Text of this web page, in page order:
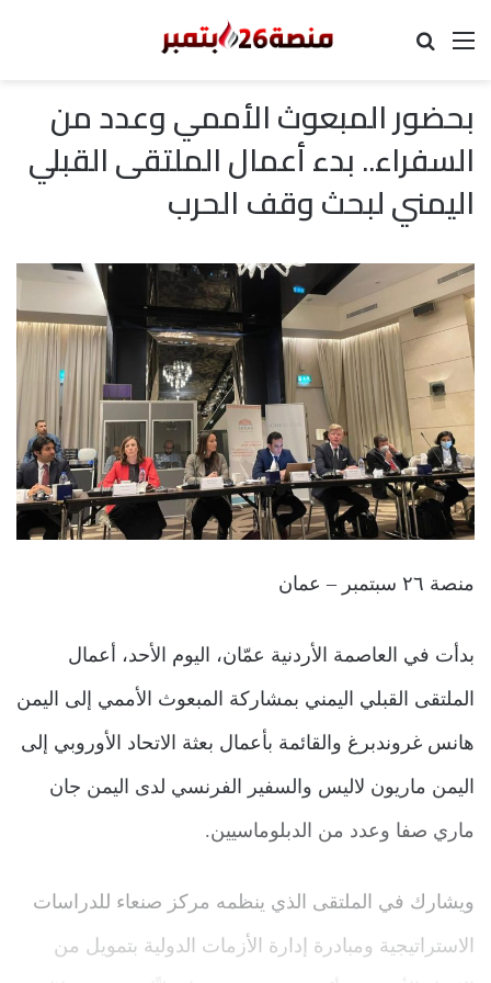
القائمة
بحضور المبعوث الأممي وعدد من
السفراء.. بدء أعمال الملتقى القبلي
اليمني لبحث وقف الحرب
منصة ٢٦ سبتمبر – عمان
بدأت في العاصمة الأردنية عمّان، اليوم الأحد، أعمال
الملتقى القبلي اليمني بمشاركة المبعوث الأممي إلى اليمن
هانس غروندبرغ والقائمة بأعمال بعثة الاتحاد الأوروبي إلى
اليمن ماريون لاليس والسفير الفرنسي لدى اليمن جان
ماري صفا وعدد من الدبلوماسيين.
ويشارك في الملتقى الذي ينظمه مركز صنعاء للدراسات
الاستراتيجية ومبادرة إدارة الأزمات الدولية بتمويل من